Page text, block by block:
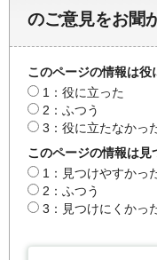
のご意見をお聞
このページの情報は役
1：役に立った
2：ふつう
3：役に立たなかっ
このページの情報は見
1：見つけやすかっ
2：ふつう
3：見つけにくかっ